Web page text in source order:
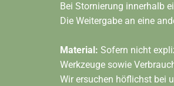
Bei Stornierung innerhalb
Die Weitergabe an eine
Material: Sofern nicht
Werkzeuge sowie
Wir ersuchen höflichst bei